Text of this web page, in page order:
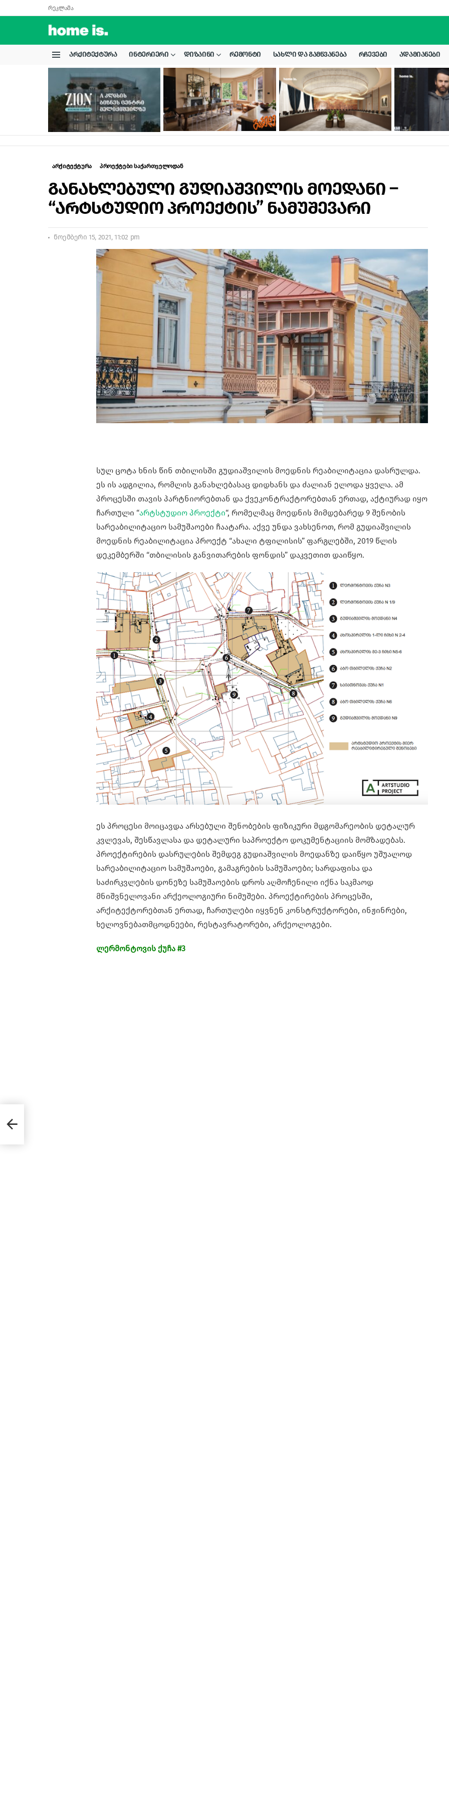
რეკლამა
ᲐᲠᲥᲘᲢᲔᲥᲢᲣᲠᲐ ᲘᲜᲢᲔᲠᲘᲔᲠᲘ ᲓᲘᲖᲐᲘᲜᲘ ᲠᲔᲛᲝᲜᲢᲘ ᲡᲐᲮᲚᲘ ᲓᲐ ᲒᲐᲛᲬᲕᲐᲜᲔᲑᲐ ᲠᲩᲔᲕᲔᲑᲘ ᲐᲓᲐᲛᲘᲐᲜᲔᲑᲘ
STORIES
არქიტექტურა პროექტები საქართველოდან
განახლებული გუდიაშვილის მოედანი –
“არტსტუდიო პროექტის” ნამუშევარი
ნოემბერი 15, 2021, 11:02 pm
სულ ცოტა ხნის წინ თბილისში გუდიაშვილის მოედნის რეაბილიტაცია დასრულდა.
ეს ის ადგილია, რომლის განახლებასაც დიდხანს და ძალიან ელოდა ყველა. ამ
პროცესში თავის პარტნიორებთან და ქვეკონტრაქტორებთან ერთად, აქტიურად იყო
ჩართული “არტსტუდიო პროექტი“, რომელმაც მოედნის მიმდებარედ 9 შენობის
სარეაბილიტაციო სამუშაოები ჩაატარა. აქვე უნდა ვახსენოთ, რომ გუდიაშვილის
მოედნის რეაბილიტაცია პროექტ “ახალი ტფილისის” ფარგლებში, 2019 წლის
დეკემბერში “თბილისის განვითარების ფონდის” დაკვეთით დაიწყო.
ეს პროცესი მოიცავდა არსებული შენობების ფიზიკური მდგომარეობის დეტალურ
კვლევას, შესწავლასა და დეტალური საპროექტო დოკუმენტაციის მომზადებას.
პროექტირების დასრულების შემდეგ გუდიაშვილის მოედანზე დაიწყო უშუალოდ
სარეაბილიტაციო სამუშაოები, გამაგრების სამუშაოები; სარდაფისა და
საძირკვლების დონეზე სამუშაოების დროს აღმოჩენილი იქნა საკმაოდ
მნიშვნელოვანი არქეოლოგიური ნიმუშები. პროექტირების პროცესში,
არქიტექტორებთან ერთად, ჩართულები იყვნენ კონსტრუქტორები, ინჟინრები,
ხელოვნებათმცოდნეები, რესტავრატორები, არქეოლოგები.
ლერმონტოვის ქუჩა #3